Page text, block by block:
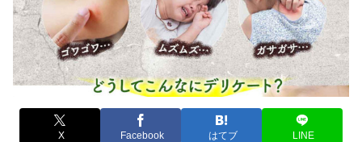
X Facebook はてブ LINE